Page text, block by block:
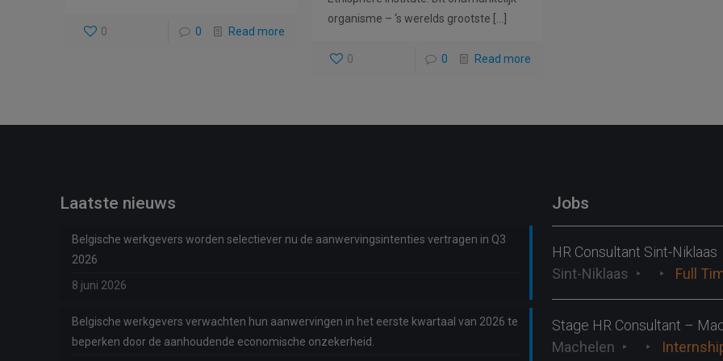
0 0 Read more
organisme – ‘s werelds grootste […]
0 0 Read more
Laatste nieuws
Belgische werkgevers worden selectiever nu de aanwervingsintenties vertragen in Q3
2026
8 juni 2026
Belgische werkgevers verwachten hun aanwervingen in het eerste kwartaal van 2026 te
beperken door de aanhoudende economische onzekerheid.
Jobs
HR Consultant Sint-Niklaas
Sint-Niklaas
Full
Stage HR Consultant –
Machelen